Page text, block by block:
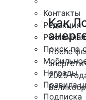
Контакты
Редакция
Поиск по
Награды
Правила
Подписка
Как
После
2025